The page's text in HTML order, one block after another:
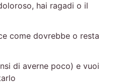
hai ragadi o il
come dovrebbe o resta
di averne poco) e vuoi